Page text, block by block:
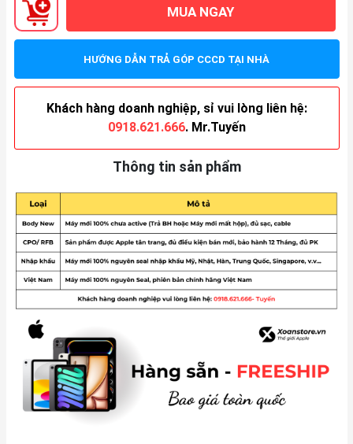
MUA NGAY
HƯỚNG DẪN TRẢ GÓP CCCD TẠI NHÀ
Khách hàng doanh nghiệp, sỉ vui lòng liên hệ:
0918.621.666. Mr.Tuyến
Thông tin sản phẩm